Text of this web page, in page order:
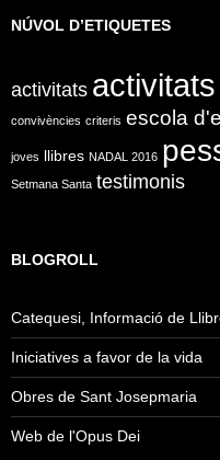
NÚVOL D’ETIQUETES
activitats
convivències criteris escola
joves llibres NADAL 2016
Setmana Santa testimonis
BLOGROLL
Catequesi, Informació de
Iniciatives a favor de la vida
Obres de Sant Josepmaria
Web de l'Opus Dei